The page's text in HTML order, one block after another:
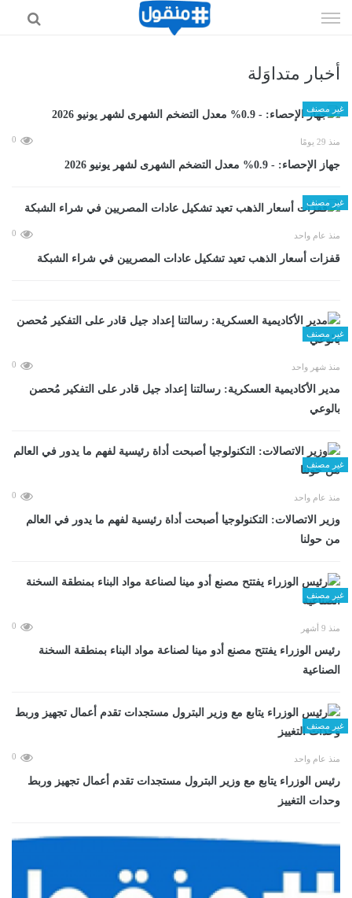
الى
أخبار متداوَلة
غير مصنف
منذ 29 يومًا 0
جهاز الإحصاء: - 0.9% معدل التضخم الشهرى لشهر يونيو 2026
غير مصنف
منذ عام واحد 0
قفزات أسعار الذهب تعيد تشكيل عادات المصريين في شراء الشبكة
غير مصنف
منذ شهر واحد 0
مدير الأكاديمية العسكرية: رسالتنا إعداد جيل قادر على التفكير مُحصن
بالوعي
غير مصنف
منذ عام واحد 0
وزير الاتصالات: التكنولوجيا أصبحت أداة رئيسية لفهم ما يدور في العالم
من حولنا
غير مصنف
منذ 9 أشهر 0
رئيس الوزراء يفتتح مصنع أدو مينا لصناعة مواد البناء بمنطقة السخنة
الصناعية
غير مصنف
منذ عام واحد 0
رئيس الوزراء يتابع مع وزير البترول مستجدات تقدم أعمال تجهيز وربط
وحدات التغييز